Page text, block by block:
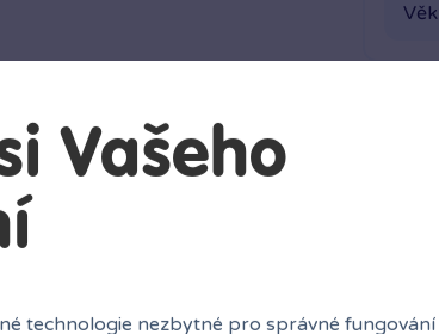
Vašeho
technologie nezbytné pro správné fungování